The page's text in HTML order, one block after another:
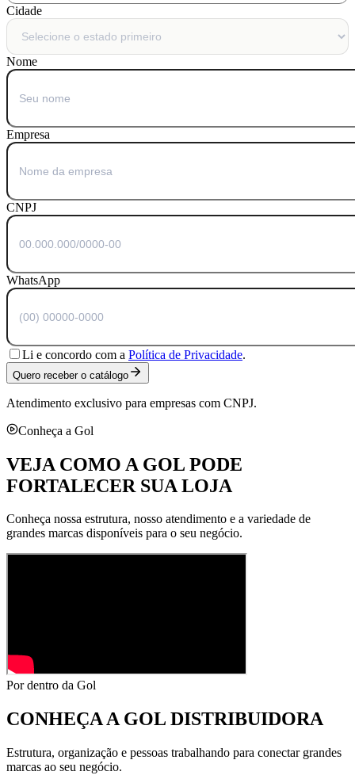
Cidade
Nome
Empresa
CNPJ
WhatsApp
Li e concordo com a Política de Privacidade.
Quero receber o catálogo
Atendimento exclusivo para empresas com CNPJ.
Conheça a Gol
VEJA COMO A GOL PODE
FORTALECER SUA LOJA
Conheça nossa estrutura, nosso atendimento e a variedade de
grandes marcas disponíveis para o seu negócio.
Por dentro da Gol
CONHEÇA AGOL DISTRIBUIDORA
Estrutura, organização e pessoas trabalhando para conectar grandes
marcas ao seu negócio.